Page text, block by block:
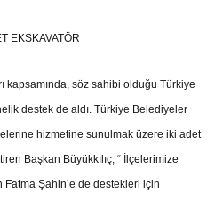
EKSKAVATÖR
kapsamında, söz sahibi olduğu Türkiye
destek de aldı. Türkiye Belediyeler
hizmetine sunulmak üzere iki adet
Başkan Büyükkılıç, “ İlçelerimize
Fatma Şahin’e de destekleri için